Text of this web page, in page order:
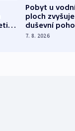
Pobyt u
ploch zvyšuje
duševní
ukázala
7. 8. 2026